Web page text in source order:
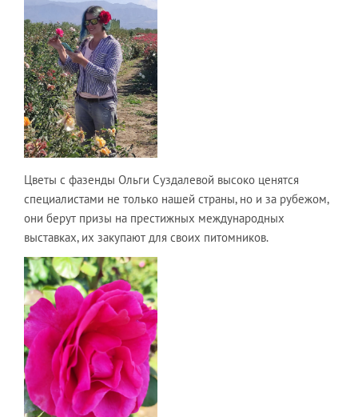
Цветы с фазенды Ольги Суздалевой высоко ценятся
специалистами не только нашей страны, но и за рубежом,
они берут призы на престижных международных
выставках, их закупают для своих питомников.